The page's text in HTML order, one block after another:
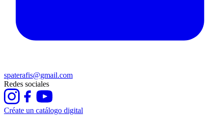
spaterafis@gmail.com
Redes sociales
Créate un catálogo digital